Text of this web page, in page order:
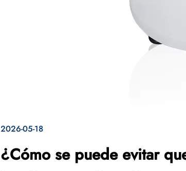
2026-05-18
¿Cómo se puede evitar